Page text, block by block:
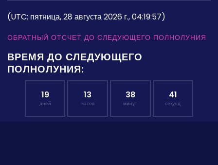
(UTC: пятница, 28 августа 2026 г., 04:19:57)
ОБРАТНЫЙ ОТСЧЕТ ДО СЛЕДУЮЩЕГО ПОЛНОЛУНИЯ
ВРЕМЯ ДО СЛЕДУЮЩЕГО
ПОЛНОЛУНИЯ:
19
дней
13
часов
38
минут
40
секунд